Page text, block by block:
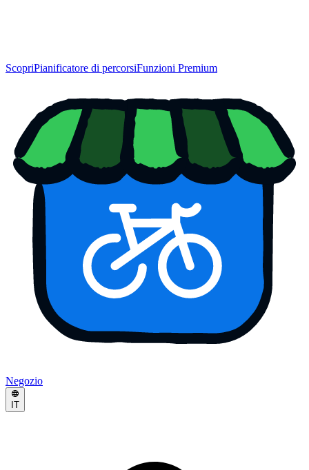
ScopriPianificatore di percorsiFunzioni Premium
Negozio
IT